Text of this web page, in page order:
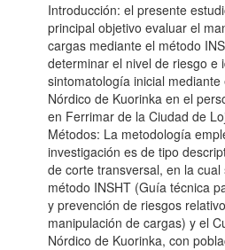
Introducción: el presente
principal objetivo evaluar el
cargas mediante el método
determinar el nivel de riesgo e
sintomatología inicial
Nórdico de Kuorinka en el
en Ferrimar de la Ciudad de
Métodos: La metodología
investigación es de tipo
de corte transversal, en la cual
método INSHT (Guía técnica
y prevención de riesgos
manipulación de cargas) y el
Nórdico de Kuorinka, con